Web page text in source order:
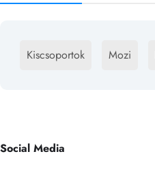
Kiscsoportok Mozi
Social Media